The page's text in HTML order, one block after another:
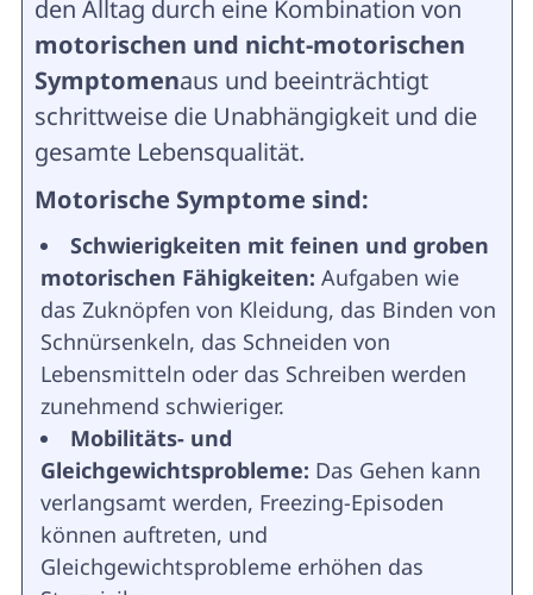
den Alltag durch eine Kombination von
motorischen und nicht-motorischen
Symptomenaus und beeinträchtigt
schrittweise die Unabhängigkeit und die
gesamte Lebensqualität.
Motorische Symptome sind:
Schwierigkeiten mit feinen und groben
motorischen Fähigkeiten: Aufgaben wie
das Zuknöpfen von Kleidung, das Binden von
Schnürsenkeln, das Schneiden von
Lebensmitteln oder das Schreiben werden
zunehmend schwieriger.
Mobilitäts- und
Gleichgewichtsprobleme: Das Gehen kann
verlangsamt werden, Freezing-Episoden
können auftreten, und
Gleichgewichtsprobleme erhöhen das